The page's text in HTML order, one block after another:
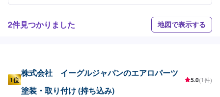
2件見つかりました 地図で表示する
1位
株式会社 イーグルジャパンのエアロパーツ
塗装・取り付け (持ち込み)
5.0(1件)